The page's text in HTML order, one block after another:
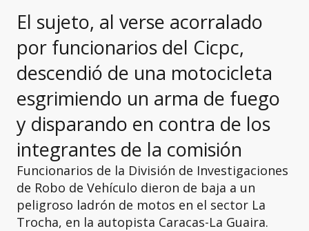
El sujeto, al verse acorralado
por funcionarios del Cicpc,
descendió de una motocicleta
esgrimiendo un arma de fuego
y disparando en contra de los
integrantes de la comisión
Funcionarios de la División de Investigaciones
de Robo de Vehículo dieron de baja a un
peligroso ladrón de motos en el sector La
Trocha, en la autopista Caracas-La Guaira.